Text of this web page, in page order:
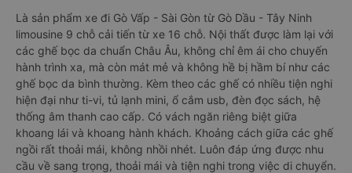
Là sản phẩm xe đi Gò Vấp - Sài Gòn từ Gò Dầu - Tây Ninh
limousine 9 chỗ cải tiến từ xe 16 chỗ. Nội thất được làm lại với
các ghế bọc da chuẩn Châu Âu, không chỉ êm ái cho chuyến
hành trình xa, mà còn mát mẻ và không hề bị hầm bí như các
ghế bọc da bình thường. Kèm theo các ghế có nhiều tiện nghi
hiện đại như ti-vi, tủ lạnh mini, ổ cắm usb, đèn đọc sách, hệ
thống âm thanh cao cấp. Có vách ngăn riêng biệt giữa
khoang lái và khoang hành khách. Khoảng cách giữa các ghế
ngồi rất thoải mái, không nhồi nhét. Luôn đáp ứng được nhu
cầu về sang trọng, thoải mái và tiện nghi trong việc di chuyển.